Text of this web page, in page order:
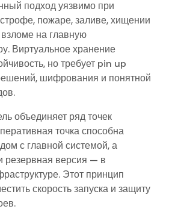
подход уязвимо при
пожаре, заливе, хищении
на главную
Виртуальное хранение
но требует pin up
шифрования и понятной
объединяет ряд точек
точка способна
с главной системой, а
резервная версия — в
Этот принцип
скорость запуска и защиту